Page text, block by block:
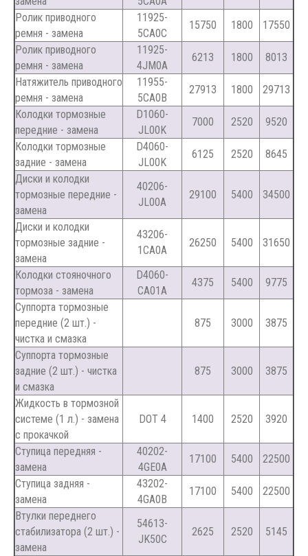
Ролик приводного
ремня - замена
11925-
5CA0C
15750 1800
17550
Ролик приводного
ремня - замена
11925-
4JM0A
6213 1800
8013
Натяжитель приводного
ремня - замена
11955-
5CA0B
27913 1800
29713
Колодки тормозные
передние - замена
D1060-
JL00K
7000 2520
9520
Колодки тормозные
задние - замена
D4060-
JL00K
6125 2520
8645
Диски и колодки
тормозные передние -
замена
40206-
JL00A
29100 5400 34500
Диски и колодки
тормозные задние -
замена
43206-
1CA0A
26250 5400 31650
Колодки стояночного
тормоза - замена
D4060-
CA01A
4375 5400
9775
Суппорта тормозные
передние (2 шт.) -
чистка и смазка
875 3000 3875
Суппорта тормозные
задние (2 шт.) - чистка
и смазка
875 3000 3875
Жидкость в тормозной
системе (1 л.) - замена
с прокачкой
DOT 4 1400 2520 3920
Ступица передняя -
замена
40202-
4GE0A
17100 5400
22500
Ступица задняя -
замена
43202-
4GA0B
17100 5400
22500
Втулки переднего
стабилизатора (2 шт.) -
замена
54613-
JK50C
2625 2520 5145